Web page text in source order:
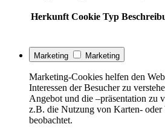
Herkunft Cookie Typ
Marketing Marketing
Marketing-Cookies helfen den
Interessen der Besucher zu
Angebot und die –präsentation zu
z.B. die Nutzung von Karten- oder
beobachtet.